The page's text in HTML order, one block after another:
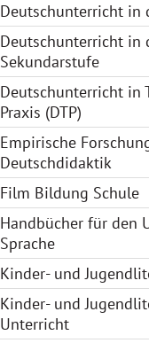
Deutschunterricht in
Deutschunterricht in
Sekundarstufe
Deutschunterricht in
Praxis (DTP)
Empirische
Deutschdidaktik
Film Bildung Schule
Handbücher für den
Sprache
Kinder- und
Kinder- und
Unterricht